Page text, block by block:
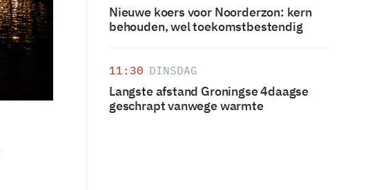
Nieuwe koers voor Noorderzon: kern
behouden, wel toekomstbestendig
11:30 DINSDAG
Langste afstand Groningse 4daagse
geschrapt vanwege warmte